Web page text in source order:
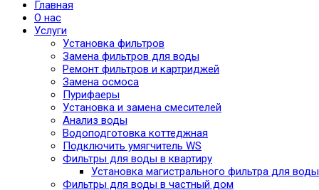
Главная
О нас
Услуги
Установка фильтров
Замена фильтров для воды
Ремонт фильтров и картриджей
Замена осмоса
Пурифаеры
Установка и замена смесителей
Анализ воды
Водоподготовка коттеджная
Подключить умягчитель WS
Фильтры для воды в квартиру
Установка магистрального фильтра для воды
Фильтры для воды в частный дом